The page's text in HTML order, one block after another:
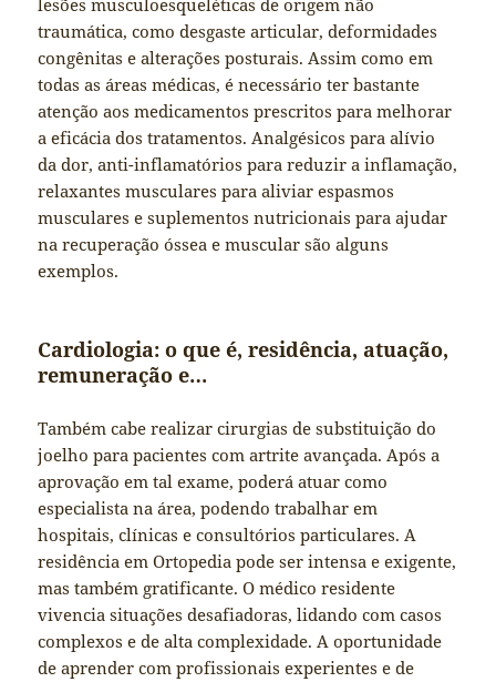
lesões musculoesqueléticas de origem não
traumática, como desgaste articular, deformidades
congênitas e alterações posturais. Assim como em
todas as áreas médicas, é necessário ter bastante
atenção aos medicamentos prescritos para melhorar
a eficácia dos tratamentos. Analgésicos para alívio
da dor, anti-inflamatórios para reduzir a inflamação,
relaxantes musculares para aliviar espasmos
musculares e suplementos nutricionais para ajudar
na recuperação óssea e muscular são alguns
exemplos.
Cardiologia: o que é, residência, atuação,
remuneração e…
Também cabe realizar cirurgias de substituição do
joelho para pacientes com artrite avançada. Após a
aprovação em tal exame, poderá atuar como
especialista na área, podendo trabalhar em
hospitais, clínicas e consultórios particulares. A
residência em Ortopedia pode ser intensa e exigente,
mas também gratificante. O médico residente
vivencia situações desafiadoras, lidando com casos
complexos e de alta complexidade. A oportunidade
de aprender com profissionais experientes e de